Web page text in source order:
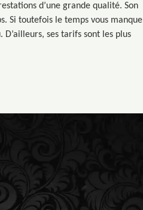
d’une grande qualité. Son
Si toutefois le temps vous manque
ses tarifs sont les plus